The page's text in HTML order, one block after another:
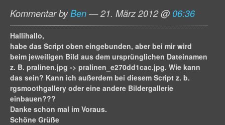
Kommentar byBen — 21. März 2012 @ 06:36
Hallihallo,
habe das Script oben eingebunden, aber bei mir wird
beim jeweiligen Bild aus dem ursprünglichen Dateinamen
z. B. pralinen.jpg -> pralinen_e270dd1cac.jpg. Wie kann
das sein? Kann ich außerdem bei diesem Script z. b.
rgsmoothgallery oder eine andere Bildergallerie
einbauen???
Danke schon mal im Voraus.
Schöne Grüße